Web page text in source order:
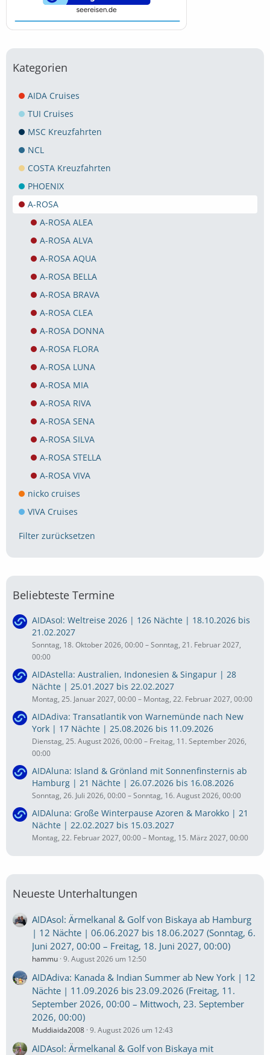
Kategorien
AIDA Cruises
TUI Cruises
MSC Kreuzfahrten
NCL
COSTA Kreuzfahrten
PHOENIX
A-ROSA
A-ROSA ALEA
A-ROSA ALVA
A-ROSA AQUA
A-ROSA BELLA
A-ROSA BRAVA
A-ROSA CLEA
A-ROSA DONNA
A-ROSA FLORA
A-ROSA LUNA
A-ROSA MIA
A-ROSA RIVA
A-ROSA SENA
A-ROSA SILVA
A-ROSA STELLA
A-ROSA VIVA
nicko cruises
VIVA Cruises
Filter zurücksetzen
Beliebteste Termine
AIDAsol: Weltreise 2026 | 126 Nächte | 18.10.2026 bis
21.02.2027
Sonntag, 18. Oktober 2026, 00:00 – Sonntag, 21. Februar 2027,
00:00
AIDAstella: Australien, Indonesien & Singapur | 28
Nächte | 25.01.2027 bis 22.02.2027
Montag, 25. Januar 2027, 00:00 – Montag, 22. Februar 2027, 00:00
AIDAdiva: Transatlantik von Warnemünde nach New
York | 17 Nächte | 25.08.2026 bis 11.09.2026
Dienstag, 25. August 2026, 00:00 – Freitag, 11. September 2026,
00:00
AIDAluna: Island & Grönland mit Sonnenfinsternis ab
Hamburg | 21 Nächte | 26.07.2026 bis 16.08.2026
Sonntag, 26. Juli 2026, 00:00 – Sonntag, 16. August 2026, 00:00
AIDAluna: Große Winterpause Azoren & Marokko | 21
Nächte | 22.02.2027 bis 15.03.2027
Montag, 22. Februar 2027, 00:00 – Montag, 15. März 2027, 00:00
Neueste Unterhaltungen
AIDAsol: Ärmelkanal & Golf von Biskaya ab Hamburg
| 12 Nächte | 06.06.2027 bis 18.06.2027 (Sonntag, 6.
Juni 2027, 00:00 – Freitag, 18. Juni 2027, 00:00)
hammu 9. August 2026 um 12:50
AIDAdiva: Kanada & Indian Summer ab New York | 12
Nächte | 11.09.2026 bis 23.09.2026 (Freitag, 11.
September 2026, 00:00 – Mittwoch, 23. September
2026, 00:00)
Muddiaida2008 9. August 2026 um 12:43
AIDAsol: Ärmelkanal & Golf von Biskaya mit